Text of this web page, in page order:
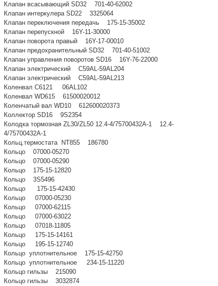
Клапан всасывающий SD32 701-40-62002
Клапан интеркулера SD22 3325064
Клапан переключения передачь 175-15-35002
Клапан перепускной 16Y-11-30000
Клапан поворота правый 16Y-17-00010
Клапан предохранительный SD32 701-40-51002
Клапан управления поворотов SD16 16Y-76-22000
Клапан электрический C59AL-59AL204
Клапан электрический C59AL-59AL213
Коленвал C6121 06AL102
Коленвал WD615 61500020012
Коленчатый вал WD10 612600020373
Коллектор SD16 9S2354
Колодка тормозная ZL30/ZL50 12.4-4/75700432А-1 12.4-
4/75700432А-1
Кольц.термостата NT855 186780
Кольцо 07000-05270
Кольцо 07000-05290
Кольцо 175-15-12820
Кольцо 3S5496
Кольцо 175-15-42430
Кольцо 07000-05230
Кольцо 07000-62115
Кольцо 07000-63022
Кольцо 07018-11805
Кольцо 175-15-14161
Кольцо 195-15-12740
Кольцо уплотнительное 175-15-42750
Кольцо уплотнительное 234-15-11220
Кольцо гильзы 215090
Кольцо гильзы 3032874